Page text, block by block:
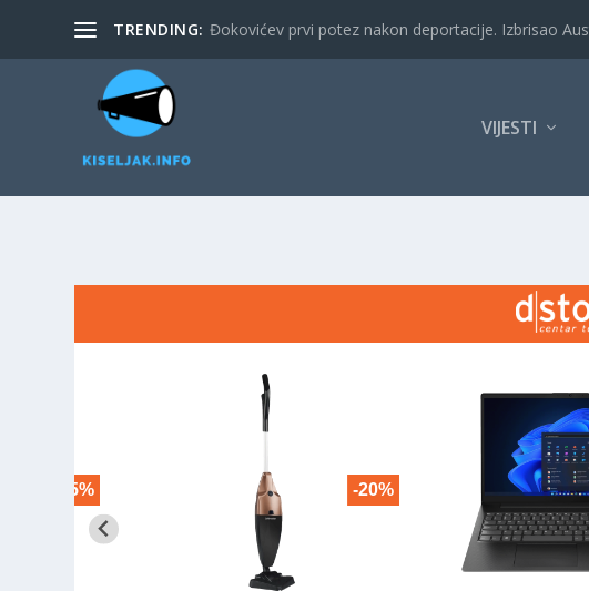
TRENDING: Đokovićev prvi potez nakon deportacije. Izbrisao
VIJESTI